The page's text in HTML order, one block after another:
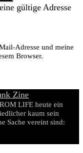
gültige Adresse
Adresse und meine
Browser.
LIFE heute ein
kaum sein
Sache vereint sind: